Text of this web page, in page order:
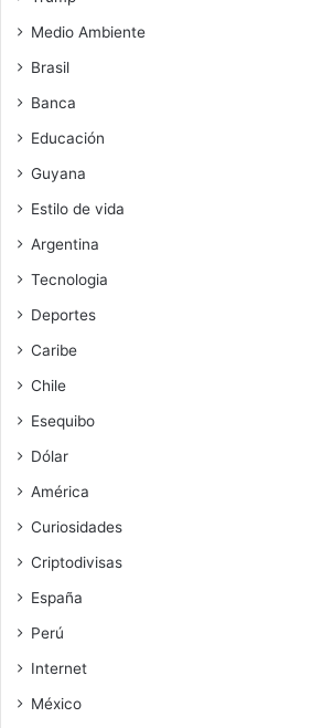
Medio Ambiente
Brasil
Banca
Educación
Guyana
Estilo de vida
Argentina
Tecnologia
Deportes
Caribe
Chile
Esequibo
Dólar
América
Curiosidades
Criptodivisas
España
Perú
Internet
México